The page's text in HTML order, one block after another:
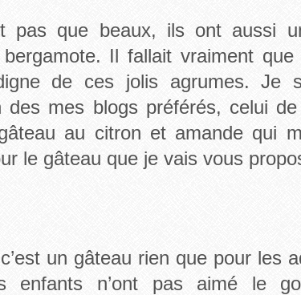
pas que beaux, ils ont aussi
Il fallait vraiment
de ces jolis agrumes. Je
des mes blogs préférés, celui
au citron et amande qui
le gâteau que je vais vous
un gâteau rien que pour les
n’ont pas aimé le